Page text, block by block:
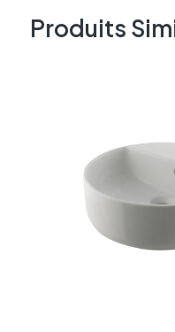
Produits